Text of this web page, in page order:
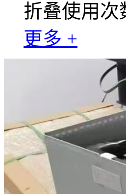
折叠使用次
更多 +